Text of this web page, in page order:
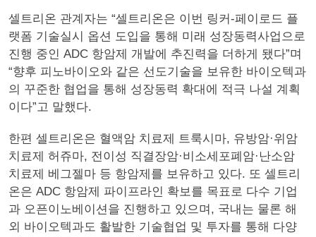
셀트리온 관계자는 “셀트리온은 이번 링커-페이로드 플
랫폼 기술실시 옵션 도입을 통해 미래 성장동력사업으로
진행 중인 ADC 항암제 개발에 추진력을 더하게 됐다”며
“향후 피노바이오와 같은 선도기술을 보유한 바이오텍과
의 꾸준한 협업을 통해 성장동력 확대에 적극 나설 계획
이다”고 말했다.
한편 셀트리온은 혈액암 치료제 트룩시마, 유방암·위암
치료제 허쥬마, 전이성 직결장암·비소세포폐암·난소암
치료제 베그젤마 등 항암제를 보유하고 있다. 또 셀트리
온은 ADC 항암제 파이프라인 확보를 목표로 다수 기업
과 오픈이노베이션을 진행하고 있으며, 국내는 물론 해
외 바이오텍과도 활발한 기술협업 및 투자를 통해 다양